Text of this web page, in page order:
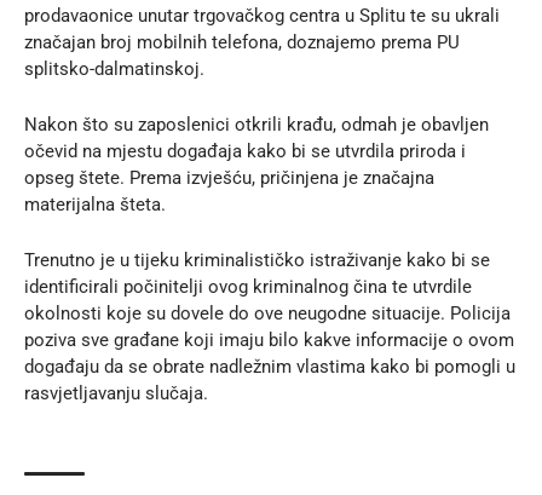
prodavaonice unutar trgovačkog centra u Splitu te su ukrali
značajan broj mobilnih telefona, doznajemo prema PU
splitsko-dalmatinskoj.
Nakon što su zaposlenici otkrili krađu, odmah je obavljen
očevid na mjestu događaja kako bi se utvrdila priroda i
opseg štete. Prema izvješću, pričinjena je značajna
materijalna šteta.
Trenutno je u tijeku kriminalističko istraživanje kako bi se
identificirali počinitelji ovog kriminalnog čina te utvrdile
okolnosti koje su dovele do ove neugodne situacije. Policija
poziva sve građane koji imaju bilo kakve informacije o ovom
događaju da se obrate nadležnim vlastima kako bi pomogli u
rasvjetljavanju slučaja.